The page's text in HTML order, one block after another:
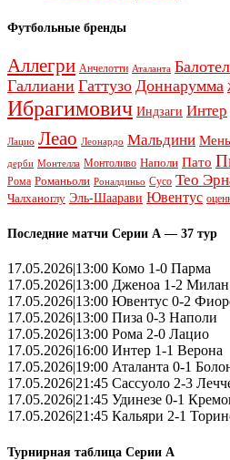
Футбольные бренды
Аллегри Анчелотти Аталанта
Галлиани Гаттузо Доннарумма
Ибрагимович Индзаги Интер
Лацио Леао Леонардо Мальдини
дерби Монтелла Монтоливо Наполи Пато
Рома Романьоли Роналдиньо Сусо Тео
Чалханоглу Эль-Шаарави Ювентус
Последние матчи Серии А — 37 тур
17.05.2026|13:00 Комо 1-0 Парма
17.05.2026|13:00 Дженоа 1-2 Милан
17.05.2026|13:00 Ювентус 0-2
17.05.2026|13:00 Пиза 0-3 Наполи
17.05.2026|13:00 Рома 2-0 Лацио
17.05.2026|16:00 Интер 1-1 Верона
17.05.2026|19:00 Аталанта 0-1
17.05.2026|21:45 Сассуоло 2-3
17.05.2026|21:45 Удинезе 0-1
17.05.2026|21:45 Кальяри 2-1
Турнирная таблица Серии А